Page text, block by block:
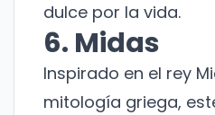
dulce por la vida.
6. Midas
Inspirado en el rey
mitología griega,